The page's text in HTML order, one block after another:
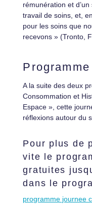
rémunération et
travail de soins, et,
pour les soins que
recevons » (Tronto,
A la suite des deux
Consommation et
Espace », cette
réflexions autour du
Pour plus de
vite le
gratuites
dans le
programme journee